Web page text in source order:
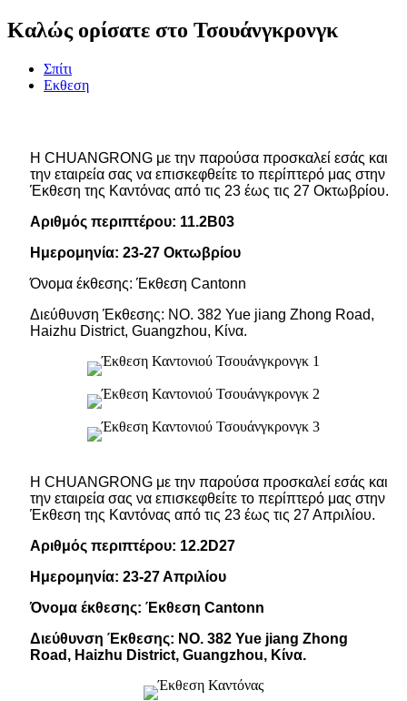
Καλώς ορίσατε στο Τσουάνγκρονγκ
Σπίτι
Εκθεση
Η CHUANGRONG με την παρούσα προσκαλεί εσάς και
την εταιρεία σας να επισκεφθείτε το περίπτερό μας στην
Έκθεση της Καντόνας από τις 23 έως τις 27 Οκτωβρίου.
Αριθμός περιπτέρου: 11.2B03
Ημερομηνία: 23-27 Οκτωβρίου
Όνομα έκθεσης: Έκθεση Cantonn
Διεύθυνση Έκθεσης: ΝΟ. 382 Yue jiang Zhong Road,
Haizhu District, Guangzhou, Κίνα.
Η CHUANGRONG με την παρούσα προσκαλεί εσάς και
την εταιρεία σας να επισκεφθείτε το περίπτερό μας στην
Έκθεση της Καντόνας από τις 23 έως τις 27 Απριλίου.
Αριθμός περιπτέρου: 12.2D27
Ημερομηνία: 23-27 Απριλίου
Όνομα έκθεσης: Έκθεση Cantonn
Διεύθυνση Έκθεσης: ΝΟ. 382 Yue jiang Zhong
Road, Haizhu District, Guangzhou, Κίνα.